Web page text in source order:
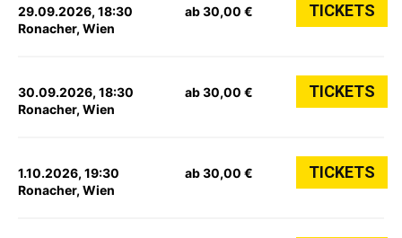
29.09.2026, 18:30
Ronacher, Wien
ab 30,00 € TICKETS
30.09.2026, 18:30
Ronacher, Wien
ab 30,00 € TICKETS
1.10.2026, 19:30
Ronacher, Wien
ab 30,00 € TICKETS